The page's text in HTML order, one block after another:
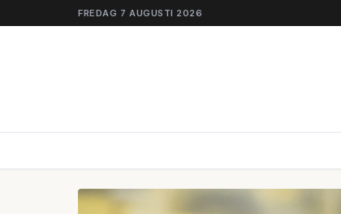
FREDAG 7 AUGUSTI 2026